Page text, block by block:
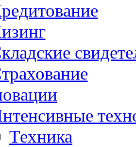
Техника